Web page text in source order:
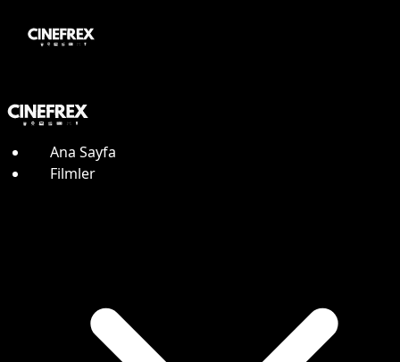
Ana Sayfa
Filmler